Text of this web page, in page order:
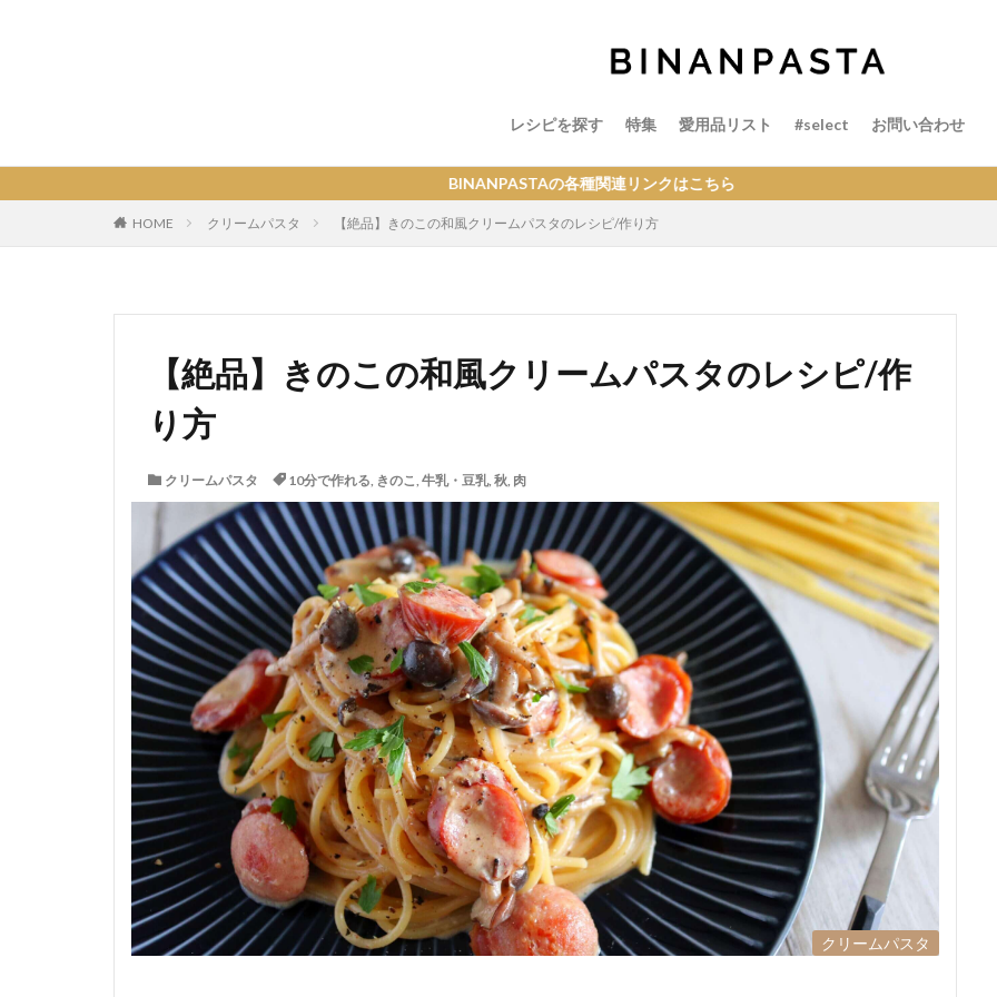
レシピを探す 特集 愛用品リスト #select お問い合わせ
BINANPASTAの各種関連リンクはこちら
HOME クリームパスタ 【絶品】きのこの和風クリームパスタのレシピ/作り方
【絶品】きのこの和風クリームパスタのレシピ/作
り方
クリームパスタ 10分で作れる, きのこ, 牛乳・豆乳, 秋, 肉
クリームパスタ